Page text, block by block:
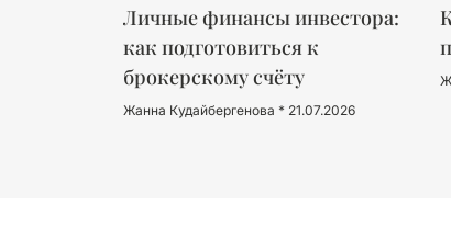
Личные финансы инвестора:
как подготовиться к
брокерскому счёту
Жанна Кудайбергенова 21.07.2026